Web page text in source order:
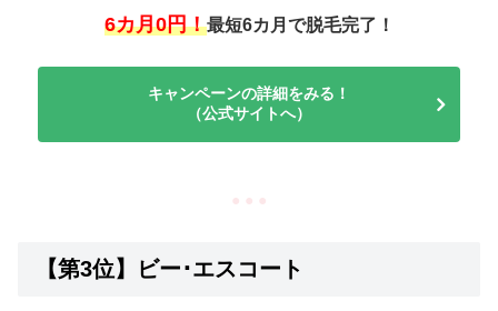
6カ月0円！最短6カ月で脱毛完了！
キャンペーンの詳細をみる！
（公式サイトへ）
● ● ●
【第3位】ビー･エスコート